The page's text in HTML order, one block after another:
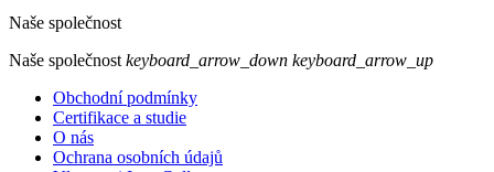
Naše společnost
Naše společnost keyboard_arrow_down keyboard_arrow_up
Obchodní podmínky
Certifikace a studie
O nás
Ochrana osobních údajů